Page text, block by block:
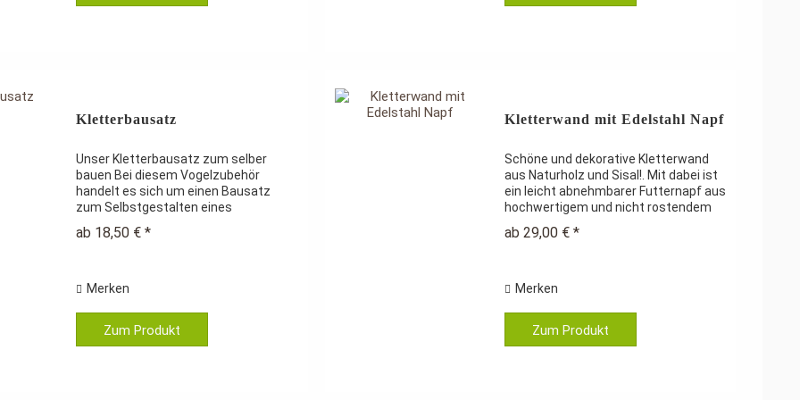
Kletterbausatz
Unser Kletterbausatz zum selber
bauen Bei diesem Vogelzubehör
handelt es sich um einen Bausatz
zum Selbstgestalten eines
eigenen Vorstellungen. 11
ab 18,50 € *
Merken
Zum Produkt
Kletterwand mit Edelstahl Napf
Schöne und dekorative Kletterwand
aus Naturholz und Sisal!. Mit dabei ist
ein leicht abnehmbarer Futternapf aus
hochwertigem und nicht rostendem
Kokosnuss. Insgesamt 4 Naturholz-
ab 29,00 € *
Merken
Zum Produkt